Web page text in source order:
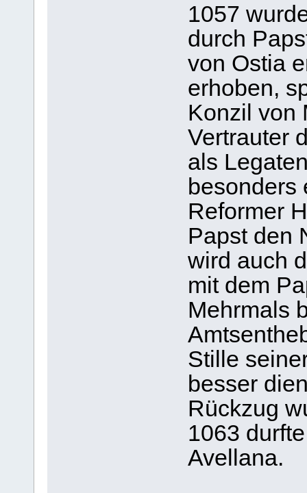
1057
durch
von Ostia
erhoben,
Konzil von
Vertrauter
als
besonders
Reformer
Papst den
wird auch
mit dem
Mehrmals
Stille
besser
Rückzug
1063
Avellana.